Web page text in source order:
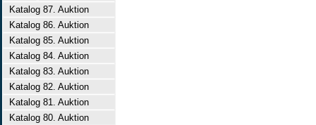
Katalog 87. Auktion
Katalog 86. Auktion
Katalog 85. Auktion
Katalog 84. Auktion
Katalog 83. Auktion
Katalog 82. Auktion
Katalog 81. Auktion
Katalog 80. Auktion